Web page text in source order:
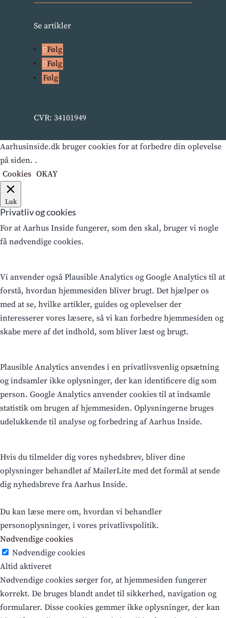
Se artikler
Følg
Følg
Følg
CVR: 34101949
Aarhusinside.dk bruger cookies for at forbedre din oplevelse
på siden. .
Cookies OKAY
Luk
Privatliv og cookies
For at Aarhus Inside fungerer, som den skal, bruger vi nogle
få nødvendige cookies.
Vi anvender også Plausible Analytics og Google Analytics til at
forstå, hvordan hjemmesiden bliver brugt. Det hjælper os
med at se, hvilke artikler, guides og oplevelser der
interesserer vores læsere, så vi kan forbedre hjemmesiden og
skabe mere af det indhold, som bliver læst og brugt.
Plausible Analytics anvendes i en privatlivsvenlig opsætning
og indsamler ikke oplysninger, der kan identificere dig som
person. Google Analytics anvender cookies til at indsamle
statistik om brugen af hjemmesiden. Oplysningerne bruges
udelukkende til analyse og forbedring af Aarhus Inside.
Hvis du tilmelder dig vores nyhedsbrev, bliver dine
oplysninger behandlet af MailerLite med det formål at sende
dig nyhedsbreve fra Aarhus Inside.
Du kan læse mere om, hvordan vi behandler
personoplysninger, i vores privatlivspolitik.
Nødvendige cookies
Nødvendige cookies
Altid aktiveret
Nødvendige cookies sørger for, at hjemmesiden fungerer
korrekt. De bruges blandt andet til sikkerhed, navigation og
formularer. Disse cookies gemmer ikke oplysninger, der kan